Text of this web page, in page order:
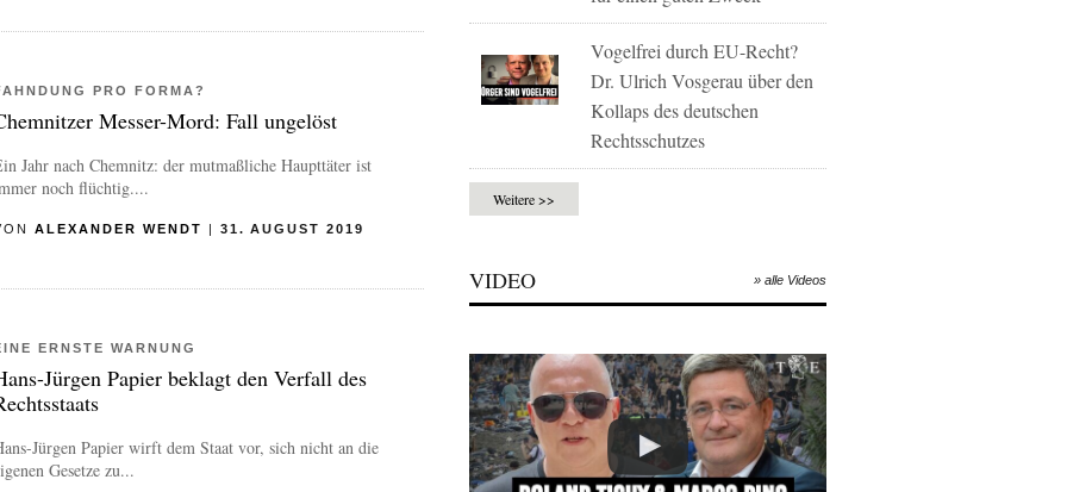
PRO FORMA?
Messer-Mord: Fall ungelöst
Jahr nach Chemnitz: der mutmaßliche Haupttäter ist
noch flüchtig....
ALEXANDER WENDT | 31. AUGUST 2019
ERNSTE WARNUNG
Jürgen Papier beklagt den Verfall des
Jürgen Papier wirft dem Staat vor, sich nicht an die
Gesetze zu...
Vogelfrei durch EU-Recht?
Dr. Ulrich Vosgerau über den
Kollaps des deutschen
Rechtsschutzes
Weitere >>
VIDEO » alle Videos